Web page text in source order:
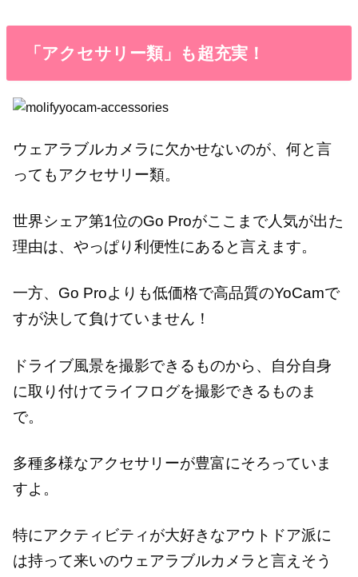
「アクセサリー類」も超充実！
ウェアラブルカメラに欠かせないのが、何と言
ってもアクセサリー類。
世界シェア第1位のGo Proがここまで人気が出た
理由は、やっぱり利便性にあると言えます。
一方、Go Proよりも低価格で高品質のYoCamで
すが決して負けていません！
ドライブ風景を撮影できるものから、自分自身
に取り付けてライフログを撮影できるものま
で。
多種多様なアクセサリーが豊富にそろっていま
すよ。
特にアクティビティが大好きなアウトドア派に
は持って来いのウェアラブルカメラと言えそう